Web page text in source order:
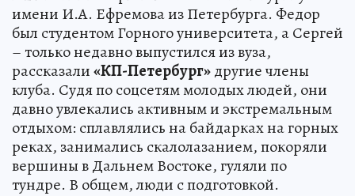
имени И.А. Ефремова из Петербурга. Федор
был студентом Горного университета, а Сергей
– только недавно выпустился из вуза,
рассказали«КП-Петербург»другие члены
клуба. Судя по соцсетям молодых людей, они
давно увлекались активным и экстремальным
отдыхом: сплавлялись на байдарках на горных
реках, занимались скалолазанием, покоряли
вершины в Дальнем Востоке, гуляли по
тундре. В общем, люди с подготовкой.